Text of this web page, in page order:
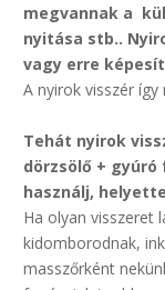
megvannak a
nyitása stb..
vagy erre
A nyirok visszér így
Tehát nyirok
dörzsölő +
használj,
Ha olyan visszeret
kidomborodnak,
masszőrként